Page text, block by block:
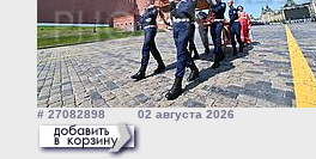
# 27082898 02 августа 2026